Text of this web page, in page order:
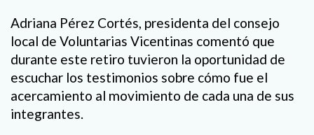
Adriana Pérez Cortés, presidenta del consejo
local de Voluntarias Vicentinas comentó que
durante este retiro tuvieron la oportunidad de
escuchar los testimonios sobre cómo fue el
acercamiento al movimiento de cada una de sus
integrantes.